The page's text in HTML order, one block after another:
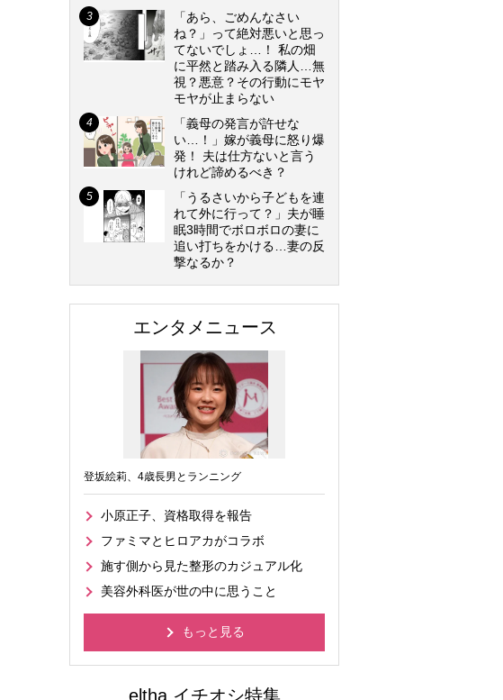
「あら、ごめんなさい
ね？」って絶対悪いと思っ
てないでしょ…！ 私の畑
に平然と踏み入る隣人…無
視？悪意？その行動にモヤ
モヤが止まらない
「義母の発言が許せな
い…！」嫁が義母に怒り爆
発！ 夫は仕方ないと言う
けれど諦めるべき？
「うるさいから子どもを連
れて外に行って？」夫が睡
眠3時間でボロボロの妻に
追い打ちをかける…妻の反
撃なるか？
エンタメニュース
登坂絵莉、4歳長男とランニング
小原正子、資格取得を報告
ファミマとヒロアカがコラボ
施す側から見た整形のカジュアル化
美容外科医が世の中に思うこと
もっと見る